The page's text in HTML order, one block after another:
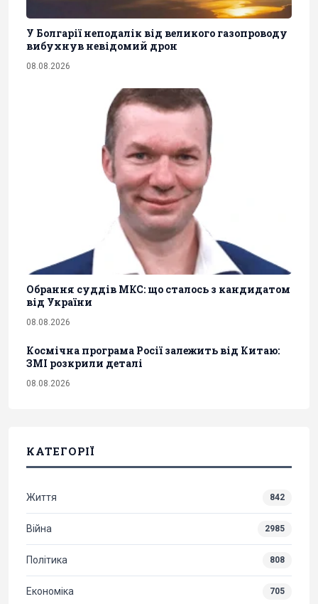
У Болгарії неподалік від великого газопроводу
вибухнув невідомий дрон
08.08.2026
Обрання суддів МКС: що сталось з кандидатом
від України
08.08.2026
Космічна програма Росії залежить від Китаю:
ЗМІ розкрили деталі
08.08.2026
КАТЕГОРІЇ
Життя 842
Війна 2985
Політика 808
Економіка 705